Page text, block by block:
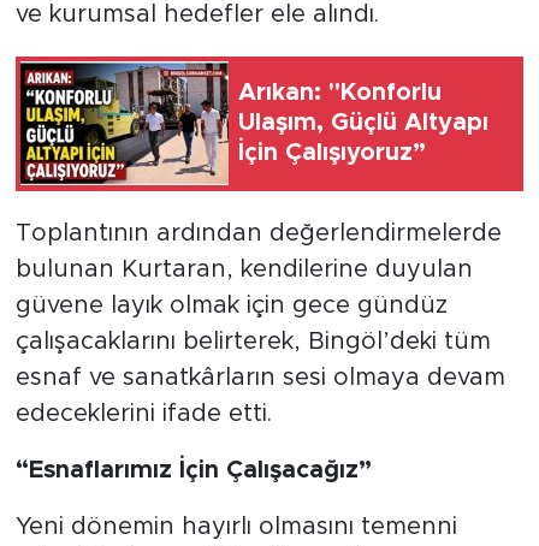
ve kurumsal hedefler ele alındı.
Arıkan: "Konforlu
Ulaşım, Güçlü Altyapı
İçin Çalışıyoruz”
Toplantının ardından değerlendirmelerde
bulunan Kurtaran, kendilerine duyulan
güvene layık olmak için gece gündüz
çalışacaklarını belirterek, Bingöl’deki tüm
esnaf ve sanatkârların sesi olmaya devam
edeceklerini ifade etti.
“Esnaflarımız İçin Çalışacağız”
Yeni dönemin hayırlı olmasını temenni